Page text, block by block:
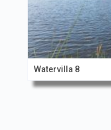
Watervilla 8